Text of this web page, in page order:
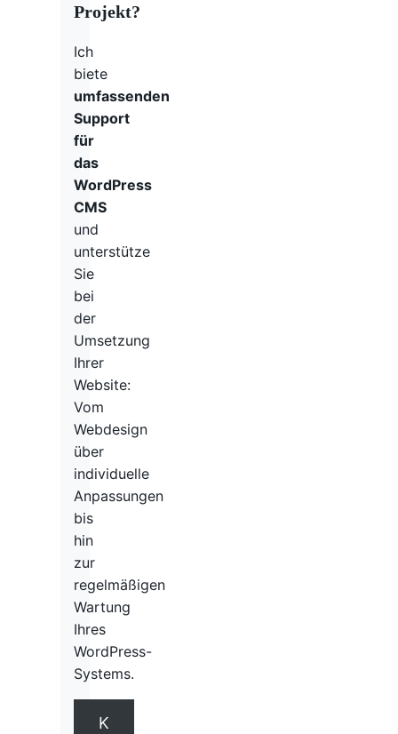
Projekt?
Ich
biete
umfassenden
Support
für
das
WordPress
CMS
und
unterstütze
Sie
bei
der
Umsetzung
Ihrer
Website:
Vom
Webdesign
über
individuelle
Anpassungen
bis
hin
zur
regelmäßigen
Wartung
Ihres
WordPress-
Systems.
K